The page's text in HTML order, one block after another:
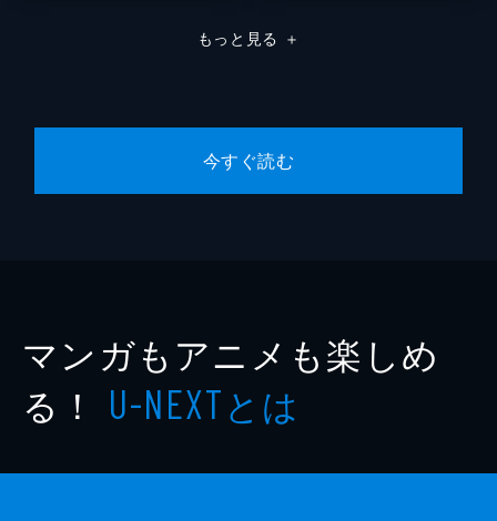
もっと見る ＋
今すぐ読む
マンガもアニメも楽しめ
る！ U-NEXTとは